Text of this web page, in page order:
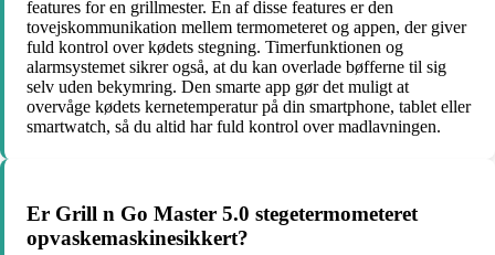
features for en grillmester. En af disse features er den
tovejskommunikation mellem termometeret og appen, der giver
fuld kontrol over kødets stegning. Timerfunktionen og
alarmsystemet sikrer også, at du kan overlade bøfferne til sig
selv uden bekymring. Den smarte app gør det muligt at
overvåge kødets kernetemperatur på din smartphone, tablet eller
smartwatch, så du altid har fuld kontrol over madlavningen.
Er Grill n Go Master 5.0 stegetermometeret
opvaskemaskinesikkert?